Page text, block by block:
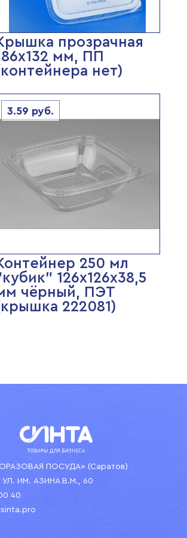
прозрачная
мм, ПП
нет)
3.59 руб.
250 мл
126х126х38,5
чёрный, ПЭТ
222081)
ПОСУДА» (Саратов)
УЛ. ИМ. АЗИНА В.М., 60
40